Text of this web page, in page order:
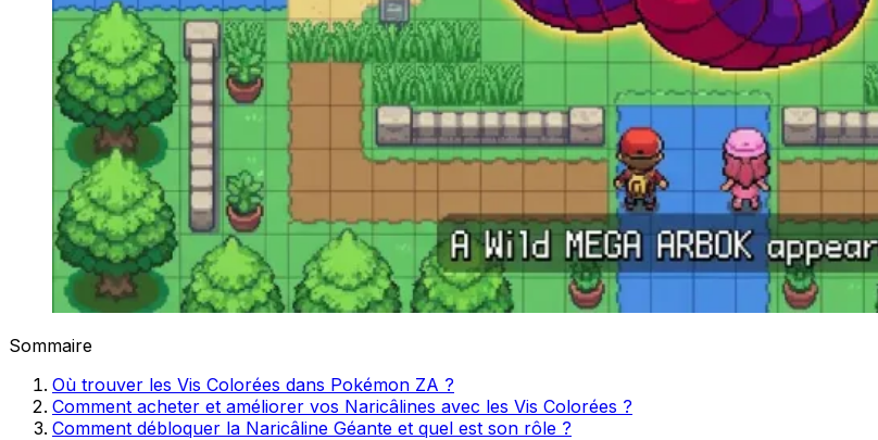
Sommaire
Où trouver les Vis Colorées dans Pokémon ZA ?
Comment acheter et améliorer vos Naricâlines avec les Vis Colorées ?
Comment débloquer la Naricâline Géante et quel est son rôle ?